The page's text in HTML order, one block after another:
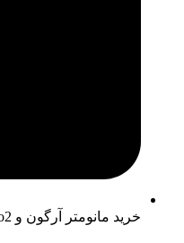
خرید مانومتر آرگون و co2